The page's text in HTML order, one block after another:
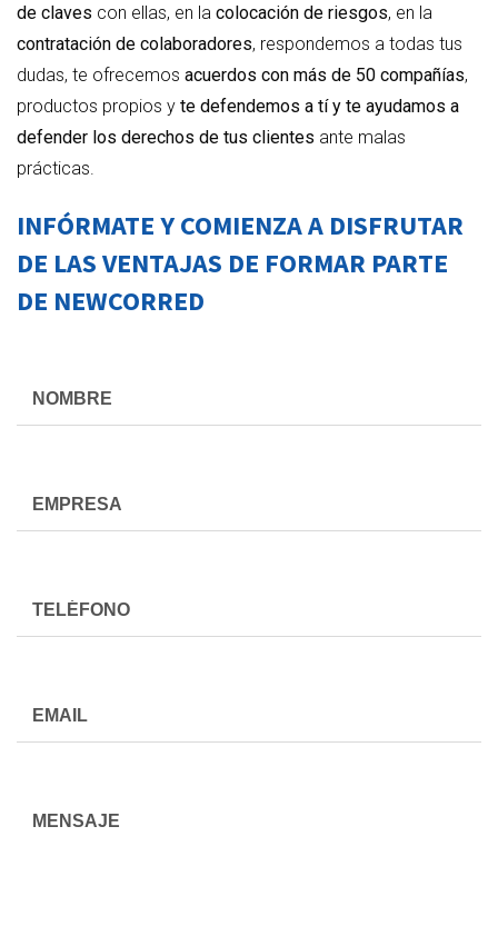
de claves con ellas, en la colocación de riesgos, en la
contratación de colaboradores, respondemos a todas tus
dudas, te ofrecemos acuerdos con más de 50 compañías,
productos propios y te defendemos a tí y te ayudamos a
defender los derechos de tus clientes ante malas
prácticas.
INFÓRMATE Y COMIENZA A DISFRUTAR
DE LAS VENTAJAS DE FORMAR PARTE
DE NEWCORRED